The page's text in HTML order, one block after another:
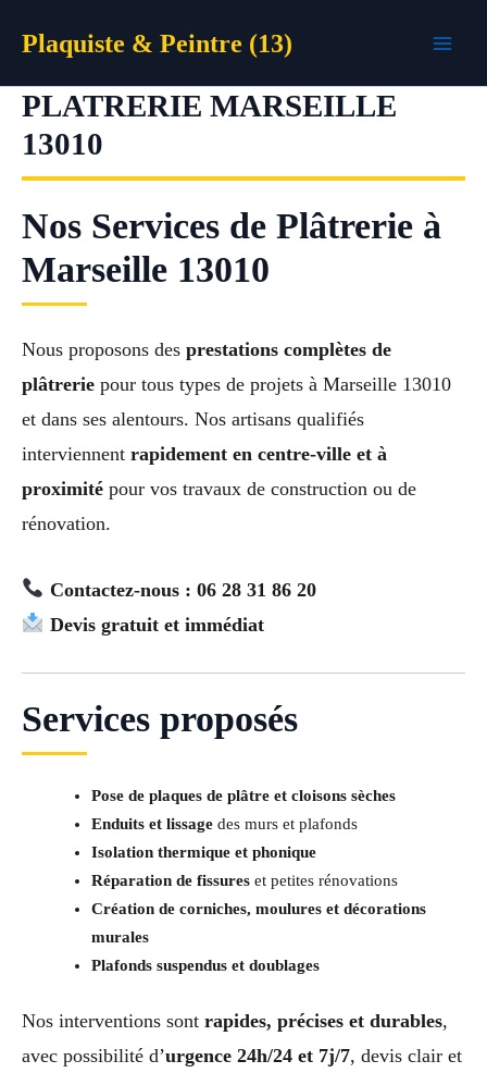
Plaquiste & Peintre (13)
PLATRERIE MARSEILLE
13010
Nos Services de Plâtrerie à
Marseille 13010
Nous proposons des prestations complètes de
plâtrerie pour tous types de projets à Marseille 13010
et dans ses alentours. Nos artisans qualifiés
interviennent rapidement en centre-ville et à
proximité pour vos travaux de construction ou de
rénovation.
Contactez-nous : 06 28 31 86 20
Devis gratuit et immédiat
Services proposés
Pose de plaques de plâtre et cloisons sèches
Enduits et lissagedes murs et plafonds
Isolation thermique et phonique
Réparation de fissureset petites rénovations
Création de corniches, moulures et décorations
murales
Plafonds suspendus et doublages
Nos interventions sont rapides, précises et durables,
avec possibilité d’urgence 24h/24 et 7j/7, devis clair et